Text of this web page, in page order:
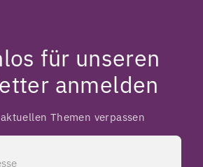
für unseren
anmelden
Themen verpassen